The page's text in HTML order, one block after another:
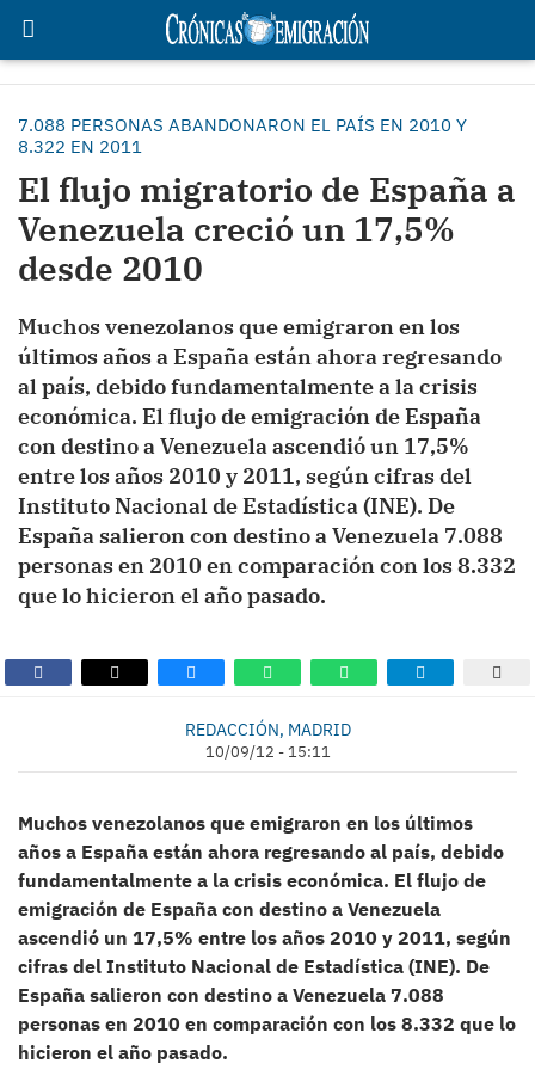
7.088 PERSONAS ABANDONARON EL PAÍS EN 2010 Y
8.322 EN 2011
El flujo migratorio de España a
Venezuela creció un 17,5%
desde 2010
Muchos venezolanos que emigraron en los
últimos años a España están ahora regresando
al país, debido fundamentalmente a la crisis
económica. El flujo de emigración de España
con destino a Venezuela ascendió un 17,5%
entre los años 2010 y 2011, según cifras del
Instituto Nacional de Estadística (INE). De
España salieron con destino a Venezuela 7.088
personas en 2010 en comparación con los 8.332
que lo hicieron el año pasado.
REDACCIÓN, MADRID
10/09/12 - 15:11
Muchos venezolanos que emigraron en los últimos
años a España están ahora regresando al país, debido
fundamentalmente a la crisis económica. El flujo de
emigración de España con destino a Venezuela
ascendió un 17,5% entre los años 2010 y 2011, según
cifras del Instituto Nacional de Estadística (INE). De
España salieron con destino a Venezuela 7.088
personas en 2010 en comparación con los 8.332 que lo
hicieron el año pasado.